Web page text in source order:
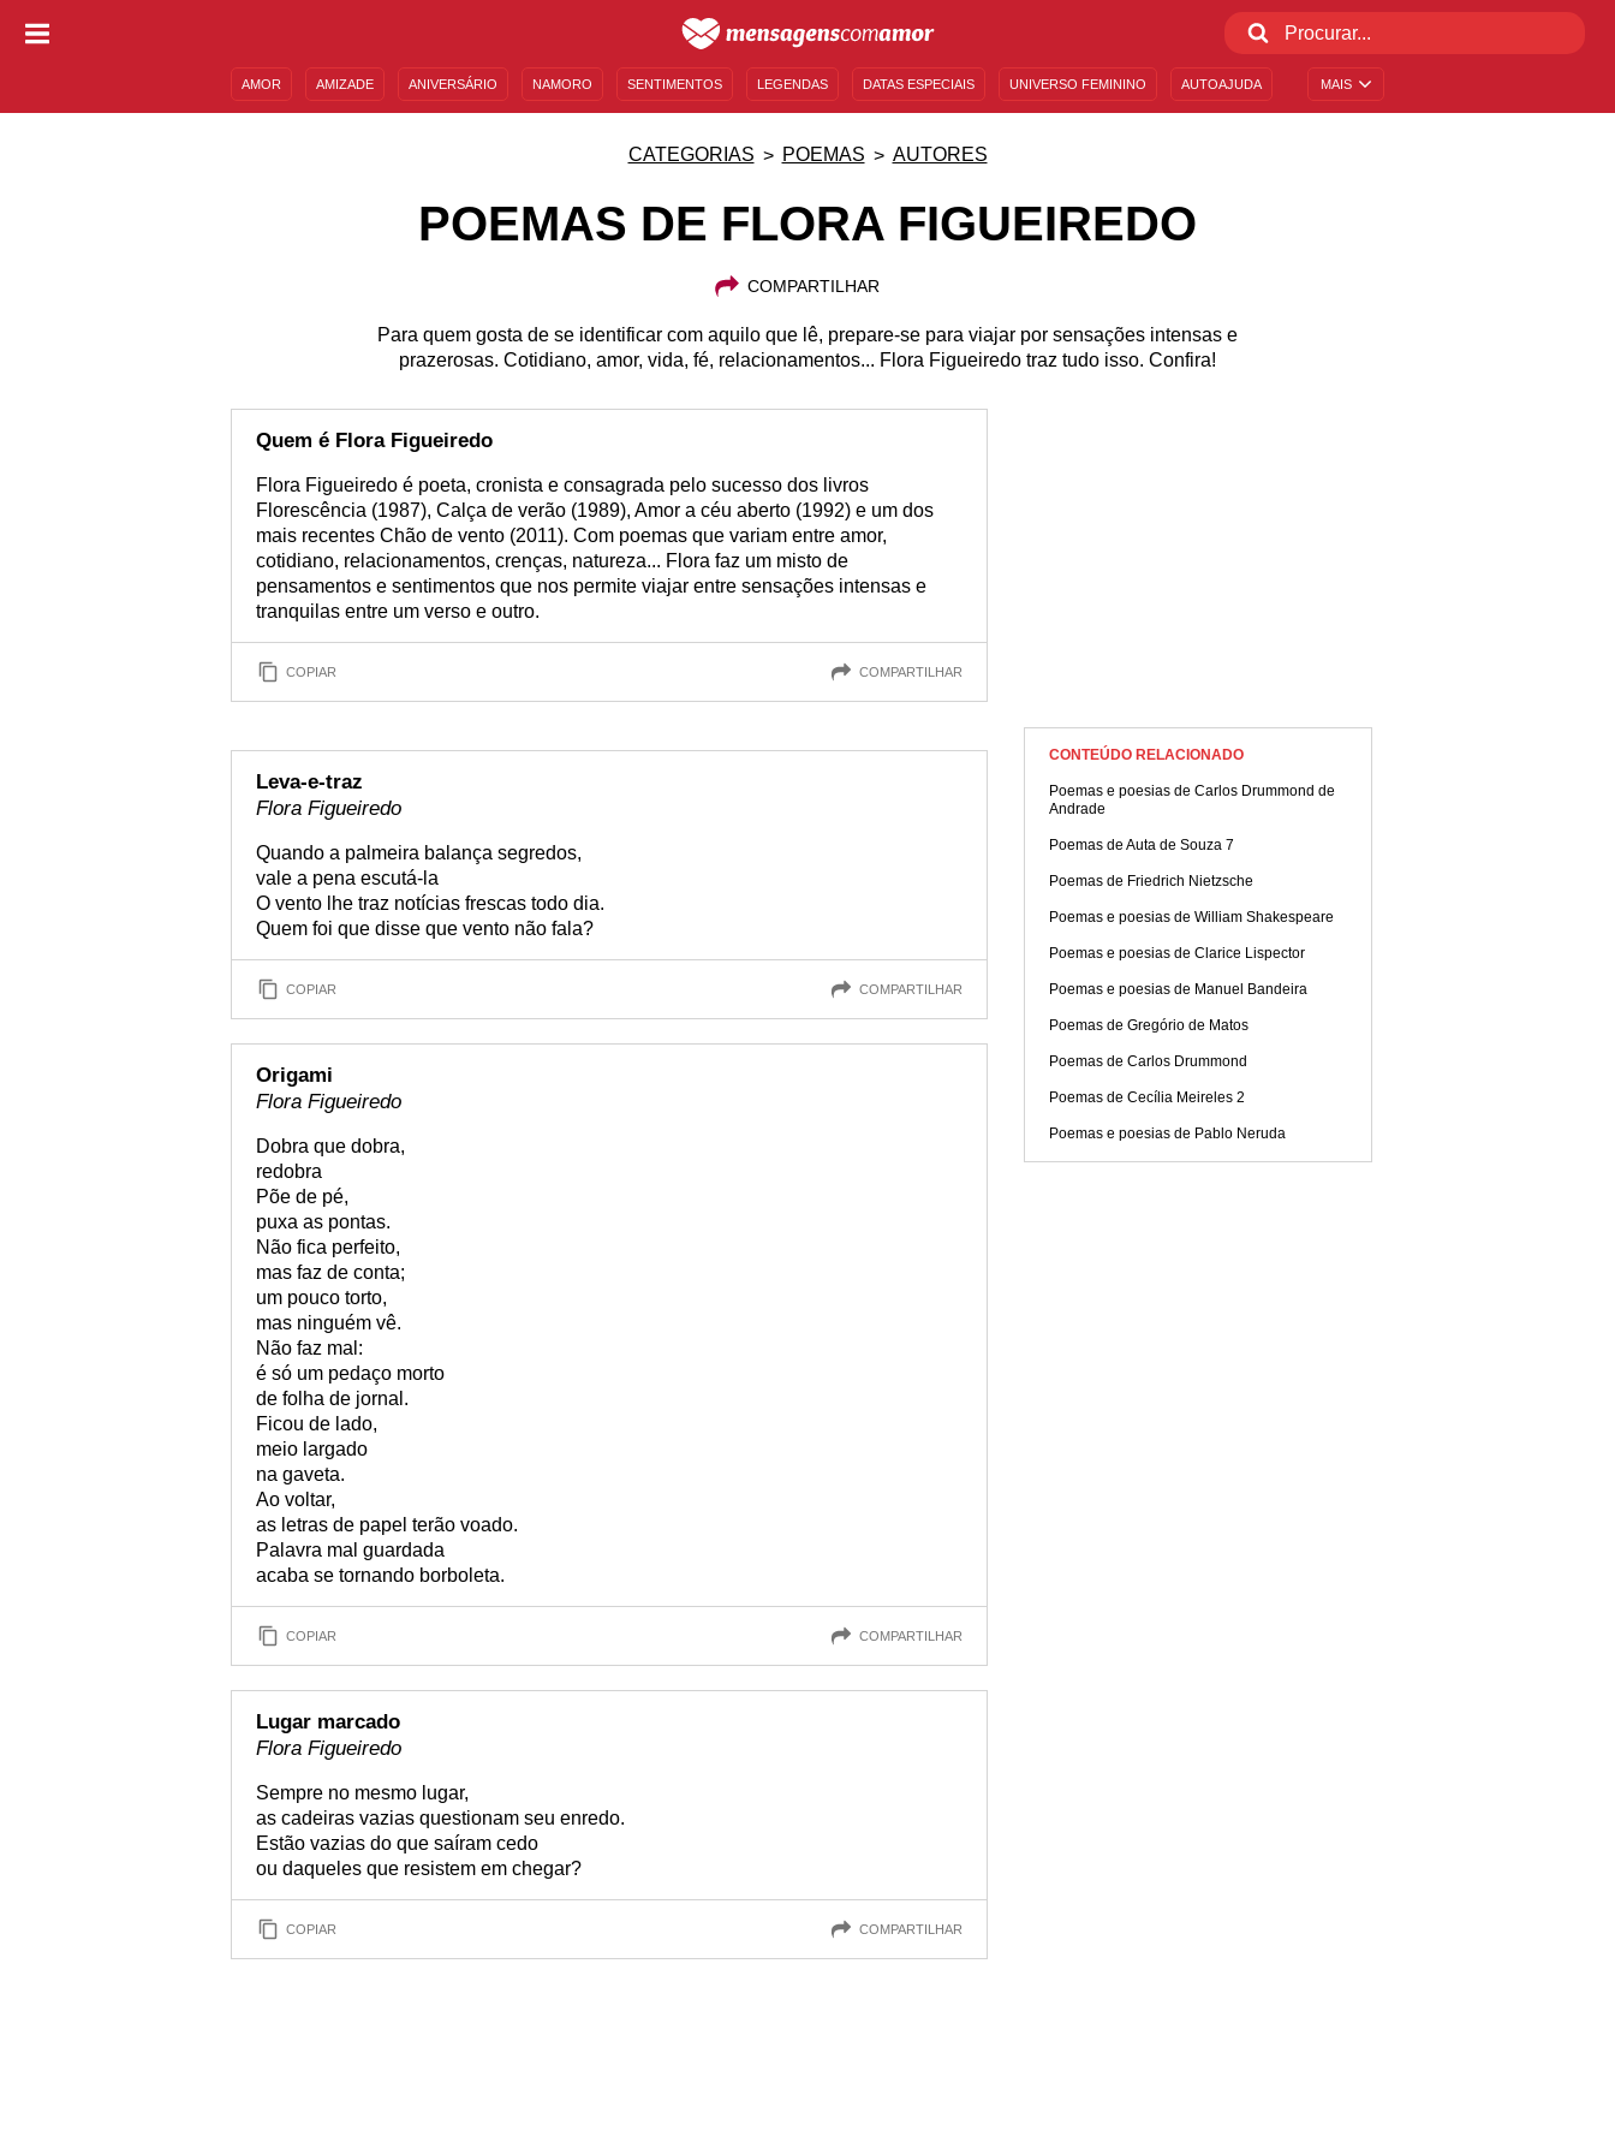
MAIS
AMOR AMIZADE ANIVERSÁRIO NAMORO SENTIMENTOS LEGENDAS DATAS ESPECIAIS UNIVERSO FEMININO AUTOAJUDA
CATEGORIAS POEMAS AUTORES
POEMAS DE FLORA FIGUEIREDO
COMPARTILHAR
Para quem gosta de se identificar com aquilo que lê, prepare-se para viajar por sensações intensas e
prazerosas. Cotidiano, amor, vida, fé, relacionamentos... Flora Figueiredo traz tudo isso. Confira!
Quem é Flora Figueiredo
Flora Figueiredo é poeta, cronista e consagrada pelo sucesso dos livros
Florescência (1987), Calça de verão (1989), Amor a céu aberto (1992) e um dos
mais recentes Chão de vento (2011). Com poemas que variam entre amor,
cotidiano, relacionamentos, crenças, natureza... Flora faz um misto de
pensamentos e sentimentos que nos permite viajar entre sensações intensas e
tranquilas entre um verso e outro.
COPIAR COMPARTILHAR
Leva-e-traz
Flora Figueiredo
Quando a palmeira balança segredos,
vale a pena escutá-la
O vento lhe traz notícias frescas todo dia.
Quem foi que disse que vento não fala?
COPIAR COMPARTILHAR
Origami
Flora Figueiredo
Dobra que dobra,
redobra
Põe de pé,
puxa as pontas.
Não fica perfeito,
mas faz de conta;
um pouco torto,
mas ninguém vê.
Não faz mal:
é só um pedaço morto
de folha de jornal.
Ficou de lado,
meio largado
na gaveta.
Ao voltar,
as letras de papel terão voado.
Palavra mal guardada
acaba se tornando borboleta.
COPIAR COMPARTILHAR
Lugar marcado
Flora Figueiredo
Sempre no mesmo lugar,
as cadeiras vazias questionam seu enredo.
Estão vazias do que saíram cedo
ou daqueles que resistem em chegar?
COPIAR COMPARTILHAR
CONTEÚDO RELACIONADO
Poemas e poesias de Carlos Drummond de
Andrade
Poemas de Auta de Souza 7
Poemas de Friedrich Nietzsche
Poemas e poesias de William Shakespeare
Poemas e poesias de Clarice Lispector
Poemas e poesias de Manuel Bandeira
Poemas de Gregório de Matos
Poemas de Carlos Drummond
Poemas de Cecília Meireles 2
Poemas e poesias de Pablo Neruda